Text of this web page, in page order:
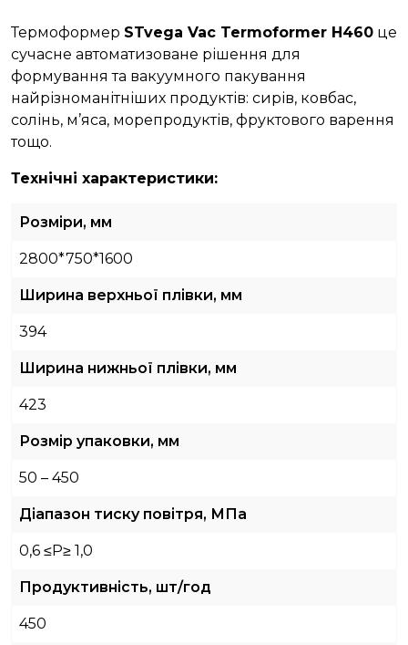
Термоформер STvega Vac Termoformer H460 це
сучасне автоматизоване рішення для
формування та вакуумного пакування
найрізноманітніших продуктів: сирів, ковбас,
солінь, м’яса, морепродуктів, фруктового варення
тощо.
Технічні характеристики:
Розміри, мм
2800*750*1600
Ширина верхньої плівки, мм
394
Ширина нижньої плівки, мм
423
Розмір упаковки, мм
50 – 450
Діапазон тиску повітря, МПа
0,6 ≤P≥ 1,0
Продуктивність, шт/год
450